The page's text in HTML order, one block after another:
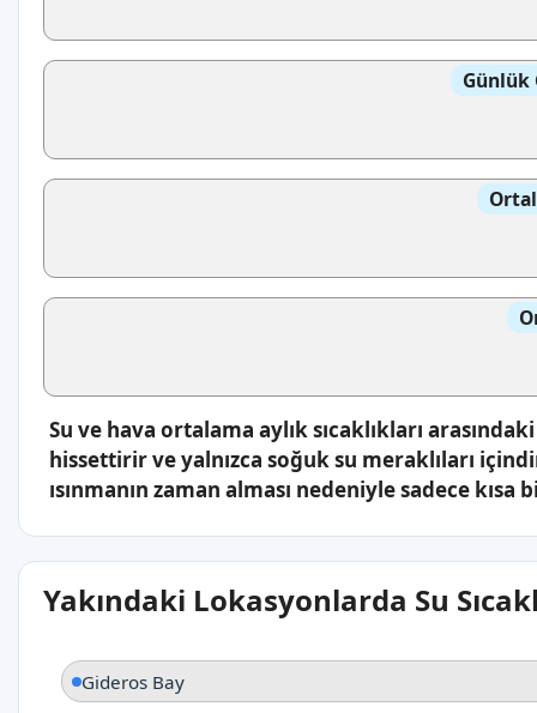
Günlük
Su ve hava ortalama aylık sıcaklıkları
hissettirir ve yalnızca soğuk su meraklıları
ısınmanın zaman alması nedeniyle sadece
Yakındaki Lokasyonlarda Su
Gideros Bay